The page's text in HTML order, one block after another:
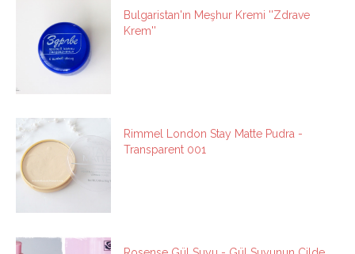
Bulgaristan'ın Meşhur Kremi ''Zdrave
Krem''
Rimmel London Stay Matte Pudra -
Transparent 001